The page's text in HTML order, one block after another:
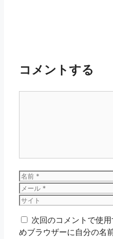
コメントする
名
前
メ
ー
サ
ト 次回のコメントで使用
めブラウザーに自分の名